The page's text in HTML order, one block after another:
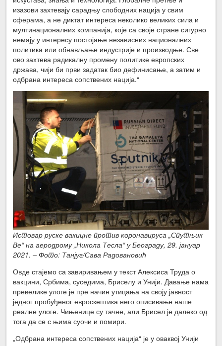
изазови захтевају сарадњу слободних нација у свим
сферама, а не диктат интереса неколико великих сила и
мултинационалних компанија, које са своје стране сигурно
немају у интересу постојање независних националних
политика или обнављање индустрије и производње. Све
ово захтева радикалну промену политике европских
држава, чији би први задатак био дефинисање, а затим и
одбрана интереса сопствених нација.“
Истовар руске вакицне против коронавируса „Спутњик
Ве“ на аеродрому „Никола Тесла“ у Београду, 29. јануар
2021. – Фото: Танјуг/Сава Радовановић
Овде стајемо са завиривањем у текст Алексиса Труда о
вакцини, Србима, суседима, Бриселу и Унији. Давање нама
превелике улоге је пре начин утицања на своју јавност
једног пробуђеног евроскептика него описивање наше
реалне улоге. Чињенице су тачне, али Брисел је далеко од
тога да се с њима суочи и помири.
„Одбрана интереса сопствених нација“ је у оваквој Унији